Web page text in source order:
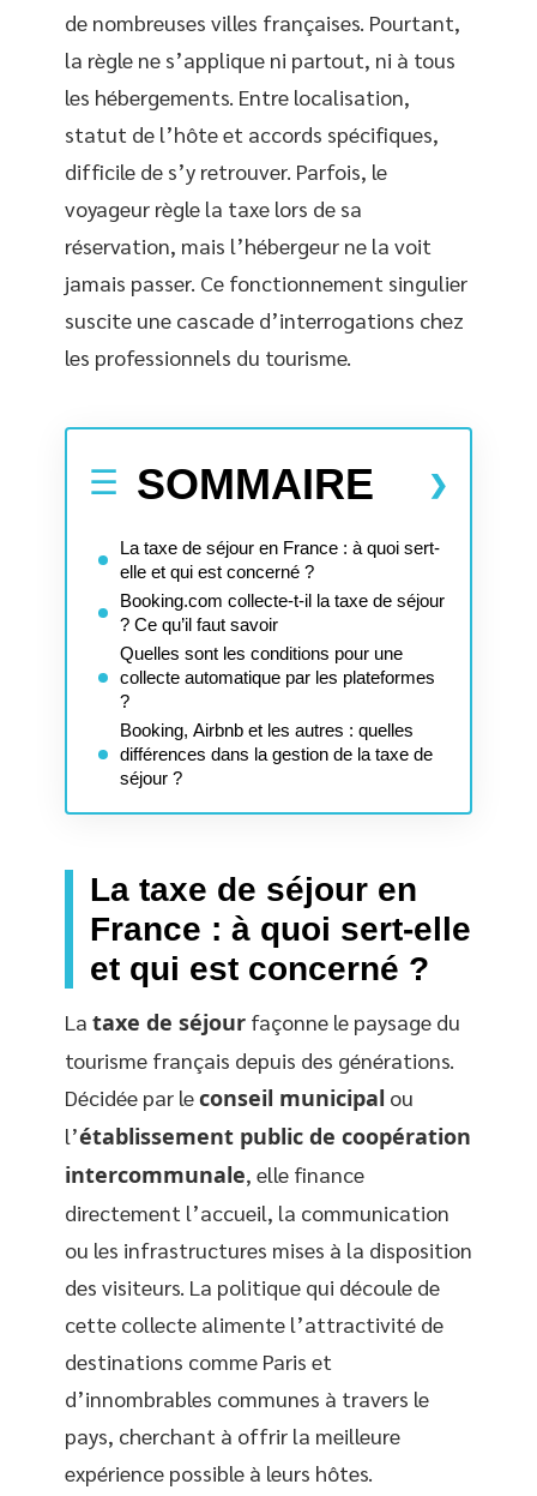
de nombreuses villes françaises. Pourtant,
la règle ne s’applique ni partout, ni à tous
les hébergements. Entre localisation,
statut de l’hôte et accords spécifiques,
difficile de s’y retrouver. Parfois, le
voyageur règle la taxe lors de sa
réservation, mais l’hébergeur ne la voit
jamais passer. Ce fonctionnement singulier
suscite une cascade d’interrogations chez
les professionnels du tourisme.
SOMMAIRE
La taxe de séjour en France : à quoi sert-
elle et qui est concerné ?
Booking.com collecte-t-il la taxe de séjour
? Ce qu’il faut savoir
Quelles sont les conditions pour une
collecte automatique par les plateformes
?
Booking, Airbnb et les autres : quelles
différences dans la gestion de la taxe de
séjour ?
La taxe de séjour en
France : à quoi sert-elle
et qui est concerné ?
La taxe de séjour façonne le paysage du
tourisme français depuis des générations.
Décidée par leconseil municipal ou
l’établissement public de coopération
intercommunale, elle finance
directement l’accueil, la communication
ou les infrastructures mises à la disposition
des visiteurs. La politique qui découle de
cette collecte alimente l’attractivité de
destinations comme Paris et
d’innombrables communes à travers le
pays, cherchant à offrir la meilleure
expérience possible à leurs hôtes.